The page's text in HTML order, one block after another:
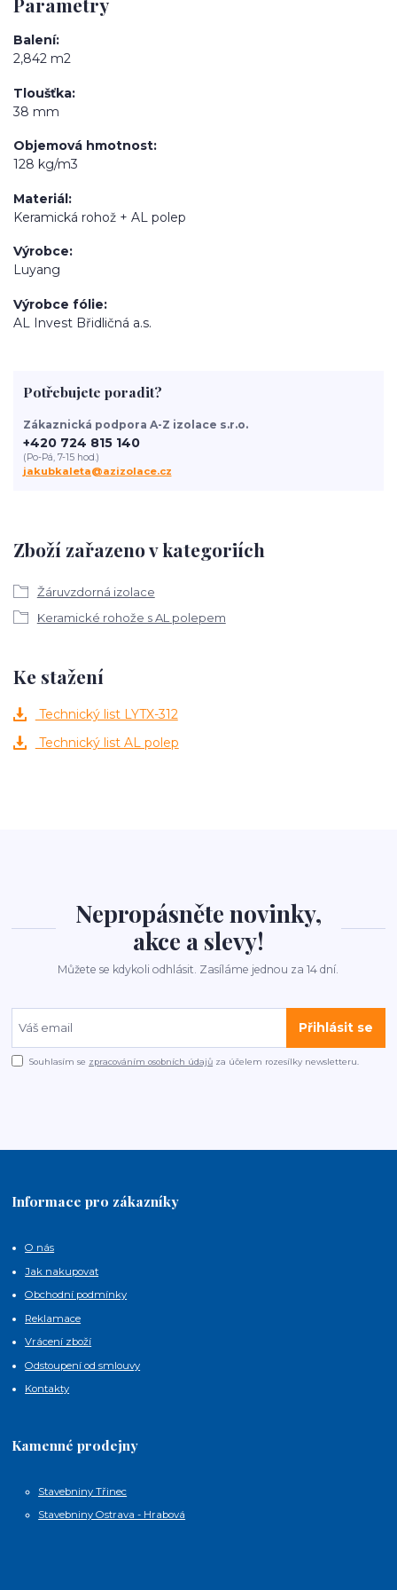
Balení
2,842 m2
Tloušťka
38 mm
Objemová hmotnost
128 kg/m3
Materiál
Keramická rohož + AL polep
Výrobce
Luyang
Výrobce fólie
AL Invest Břidličná a.s.
Zboží zařazeno v kategoriích
Žáruvzdorná izolace
Keramické rohože s AL polepem
Potřebujete poradit?
Zákaznická podpora A-Z izolace s.r.o.
+420 724 815 140
(Po-Pá, 7-15 hod.)
jakubkaleta@azizolace.cz
Ke stažení
Technický list LYTX-312
Technický list AL polep
Nepropásněte novinky,
akce a slevy!
Můžete se kdykoli odhlásit. Zasíláme jednou za 14 dní.
Přihlásit se
Souhlasím se zpracováním osobních údajů za účelem rozesílky newsletteru.
Informace pro zákazníky
O nás
Jak nakupovat
Obchodní podmínky
Reklamace
Vrácení zboží
Odstoupení od smlouvy
Kontakty
Kamenné prodejny
Stavebniny Třinec
Stavebniny Ostrava - Hrabová